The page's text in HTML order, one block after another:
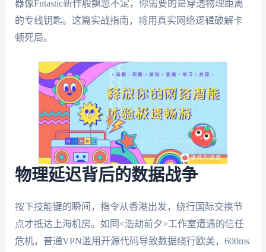
器像Fntastic新作般飘忽不定，你需要的是穿透物理距离
的专线钥匙。这篇实战指南，将用真实网络逻辑破解卡
顿死局。
物理延迟背后的数据战争
按下技能键的瞬间，指令从香港出发，绕行国际交换节
点才抵达上海机房。如同<浩劫前夕>工作室遭遇的信任
危机，普通VPN滥用开源代码导致数据绕行欧美，600ms